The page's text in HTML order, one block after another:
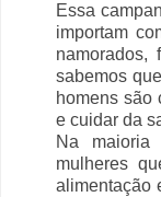
Essa
importam
namorados,
sabemos
homens são
e cuidar da
Na maioria
mulheres
alimentação